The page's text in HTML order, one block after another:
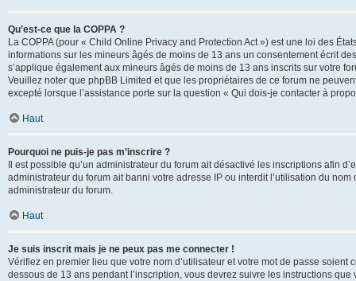
Qu’est-ce que la COPPA ?
La COPPA (pour « Child Online Privacy and Protection Act ») est une loi des
informations sur les mineurs âgés de moins de 13 ans un consentement écrit
s’applique également aux mineurs âgés de moins de 13 ans inscrits sur votre
Veuillez noter que phpBB Limited et que les propriétaires de ce forum ne
excepté lorsque l’assistance porte sur la question « Qui dois-je contacter à
Haut
Pourquoi ne puis-je pas m’inscrire ?
Il est possible qu’un administrateur du forum ait désactivé les inscriptions afin
administrateur du forum ait banni votre adresse IP ou interdit l’utilisation du
administrateur du forum.
Haut
Je suis inscrit mais je ne peux pas me connecter !
Vérifiez en premier lieu que votre nom d’utilisateur et votre mot de passe
dessous de 13 ans pendant l’inscription, vous devrez suivre les instructions